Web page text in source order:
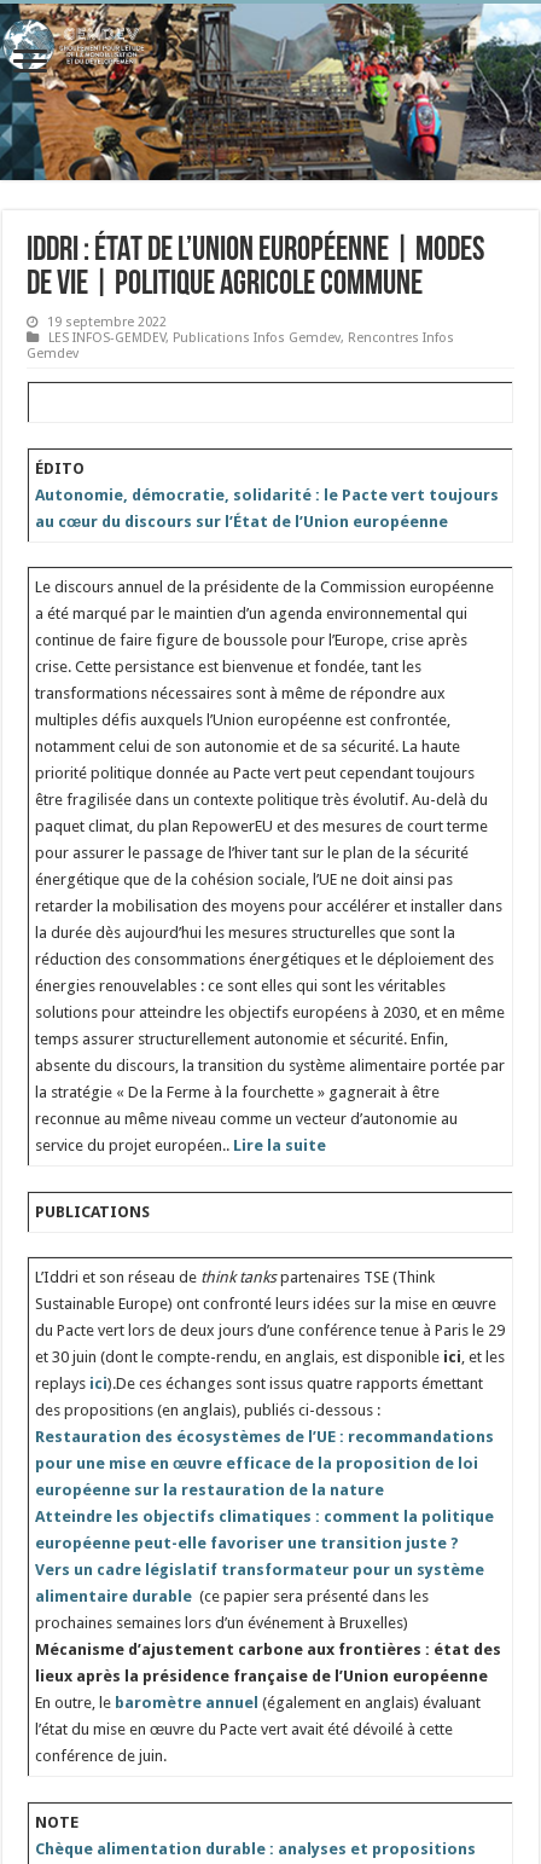
IDDRI : ÉTAT DE L’UNION EUROPÉENNE | MODES
DE VIE | POLITIQUE AGRICOLE COMMUNE
19 septembre 2022
LES INFOS-GEMDEV, Publications Infos Gemdev, Rencontres Infos
Gemdev
ÉDITO
Autonomie, démocratie, solidarité : le Pacte vert toujours
au cœur du discours sur l’État de l’Union européenne
Le discours annuel de la présidente de la Commission européenne
a été marqué par le maintien d’un agenda environnemental qui
continue de faire figure de boussole pour l’Europe, crise après
crise. Cette persistance est bienvenue et fondée, tant les
transformations nécessaires sont à même de répondre aux
multiples défis auxquels l’Union européenne est confrontée,
notamment celui de son autonomie et de sa sécurité. La haute
priorité politique donnée au Pacte vert peut cependant toujours
être fragilisée dans un contexte politique très évolutif. Au-delà du
paquet climat, du plan RepowerEU et des mesures de court terme
pour assurer le passage de l’hiver tant sur le plan de la sécurité
énergétique que de la cohésion sociale, l’UE ne doit ainsi pas
retarder la mobilisation des moyens pour accélérer et installer dans
la durée dès aujourd’hui les mesures structurelles que sont la
réduction des consommations énergétiques et le déploiement des
énergies renouvelables : ce sont elles qui sont les véritables
solutions pour atteindre les objectifs européens à 2030, et en même
temps assurer structurellement autonomie et sécurité. Enfin,
absente du discours, la transition du système alimentaire portée par
la stratégie « De la Ferme à la fourchette » gagnerait à être
reconnue au même niveau comme un vecteur d’autonomie au
service du projet européen.. Lire la suite
PUBLICATIONS
L’Iddri et son réseau de think tankspartenaires TSE (Think
Sustainable Europe) ont confronté leurs idées sur la mise en œuvre
du Pacte vert lors de deux jours d’une conférence tenue à Paris le 29
et 30 juin (dont le compte-rendu, en anglais, est disponible ici, et les
replays ici).De ces échanges sont issus quatre rapports émettant
des propositions (en anglais), publiés ci-dessous :
Restauration des écosystèmes de l’UE : recommandations
pour une mise en œuvre efficace de la proposition de loi
européenne sur la restauration de la nature
Atteindre les objectifs climatiques : comment la politique
européenne peut-elle favoriser une transition juste ?
Vers un cadre législatif transformateur pour un système
alimentaire durable (ce papier sera présenté dans les
prochaines semaines lors d’un événement à Bruxelles)
Mécanisme d’ajustement carbone aux frontières : état des
lieux après la présidence française de l’Union européenne
En outre, le baromètre annuel(également en anglais) évaluant
l’état du mise en œuvre du Pacte vert avait été dévoilé à cette
conférence de juin.
NOTE
Chèque alimentation durable : analyses et propositions